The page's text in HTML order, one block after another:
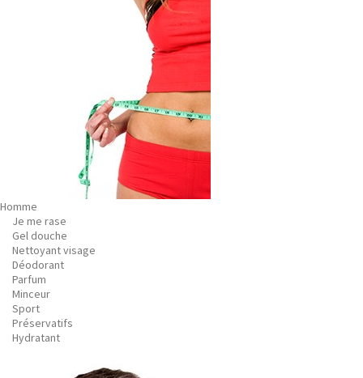
Homme
Je me rase
Gel douche
Nettoyant visage
Déodorant
Parfum
Minceur
Sport
Préservatifs
Hydratant